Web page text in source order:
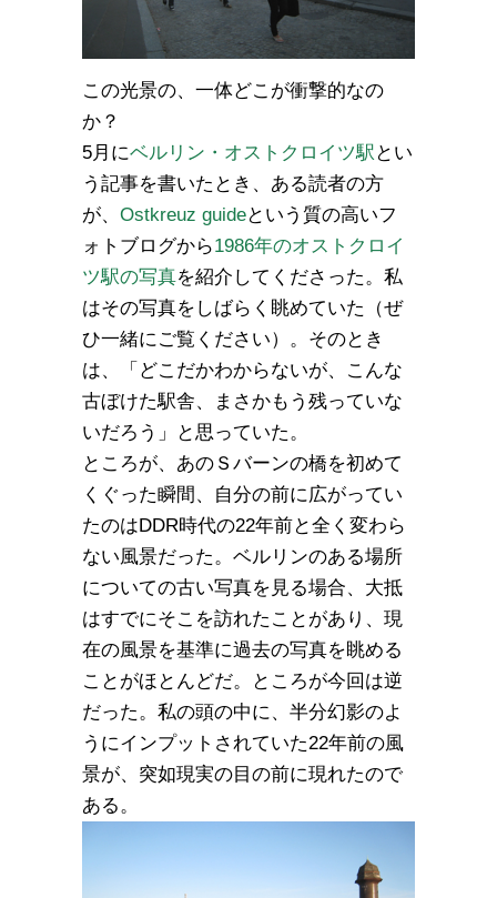
この光景の、一体どこが衝撃的なの
か？
5月にベルリン・オストクロイツ駅 とい
う記事を書いたとき、ある読者の方
が、 Ostkreuz guideという質の高いフ
ォトブログから1986年のオストクロイ
ツ駅の写真を紹介してくださった。私
はその写真をしばらく眺めていた（ぜ
ひ一緒にご覧ください）。そのとき
は、「どこだかわからないが、こんな
古ぼけた駅舎、まさかもう残っていな
いだろう」と思っていた。
ところが、あのＳバーンの橋を初めて
くぐった瞬間、自分の前に広がってい
たのはDDR時代の22年前と全く変わら
ない風景だった。ベルリンのある場所
についての古い写真を見る場合、大抵
はすでにそこを訪れたことがあり、現
在の風景を基準に過去の写真を眺める
ことがほとんどだ。ところが今回は逆
だった。私の頭の中に、半分幻影のよ
うにインプットされていた22年前の風
景が、突如現実の目の前に現れたので
ある。